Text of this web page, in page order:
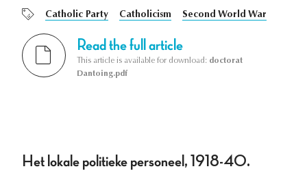
Catholic Party Catholicism Second World War
Read the full article
This article is available for download: doctorat
Dantoing.pdf
Het lokale politieke personeel, 1918-40.